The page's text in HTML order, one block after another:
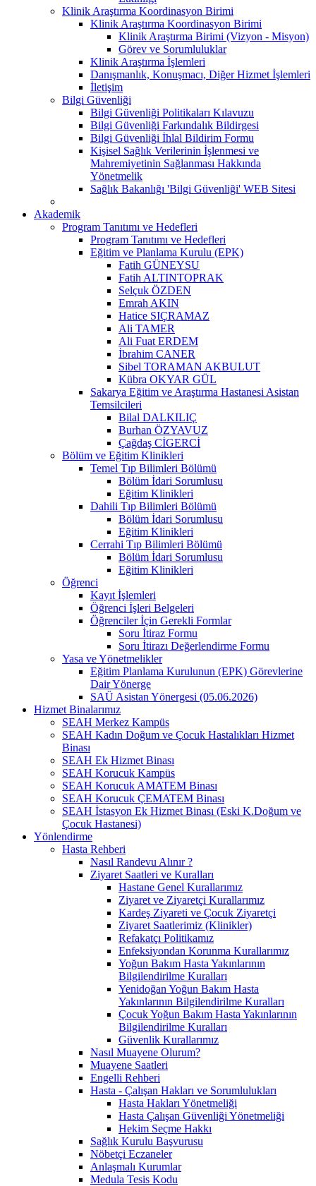
Klinik Araştırma Koordinasyon Birimi
Klinik Araştırma Koordinasyon Birimi
Klinik Araştırma Birimi (Vizyon - Misyon)
Görev ve Sorumluluklar
Klinik Araştırma İşlemleri
Danışmanlık, Konuşmacı, Diğer Hizmet İşlemleri
İletişim
Bilgi Güvenliği
Bilgi Güvenliği Politikaları Kılavuzu
Bilgi Güvenliği Farkındalık Bildirgesi
Bilgi Güvenliği İhlal Bildirim Formu
Kişisel Sağlık Verilerinin İşlenmesi ve
Mahremiyetinin Sağlanması Hakkında
Yönetmelik
Sağlık Bakanlığı 'Bilgi Güvenliği' WEB Sitesi
Akademik
Program Tanıtımı ve Hedefleri
Program Tanıtımı ve Hedefleri
Eğitim ve Planlama Kurulu (EPK)
Fatih GÜNEYSU
Fatih ALTINTOPRAK
Selçuk ÖZDEN
Emrah AKIN
Hatice SIÇRAMAZ
Ali TAMER
Ali Fuat ERDEM
İbrahim CANER
Sibel TORAMAN AKBULUT
Kübra OKYAR GÜL
Sakarya Eğitim ve Araştırma Hastanesi Asistan
Temsilcileri
Bilal DALKILIÇ
Burhan ÖZYAVUZ
Çağdaş CİGERCİ
Bölüm ve Eğitim Klinikleri
Temel Tıp Bilimleri Bölümü
Bölüm İdari Sorumlusu
Eğitim Klinikleri
Dahili Tıp Bilimleri Bölümü
Bölüm İdari Sorumlusu
Eğitim Klinikleri
Cerrahi Tıp Bilimleri Bölümü
Bölüm İdari Sorumlusu
Eğitim Klinikleri
Öğrenci
Kayıt İşlemleri
Öğrenci İşleri Belgeleri
Öğrenciler İçin Gerekli Formlar
Soru İtiraz Formu
Soru İtirazı Değerlendirme Formu
Yasa ve Yönetmelikler
Eğitim Planlama Kurulunun (EPK) Görevlerine
Dair Yönerge
SAÜ Asistan Yönergesi (05.06.2026)
Hizmet Binalarımız
SEAH Merkez Kampüs
SEAH Kadın Doğum ve Çocuk Hastalıkları Hizmet
Binası
SEAH Ek Hizmet Binası
SEAH Korucuk Kampüs
SEAH Korucuk AMATEM Binası
SEAH Korucuk ÇEMATEM Binası
SEAH İstasyon Ek Hizmet Binası (Eski K.Doğum ve
Çocuk Hastanesi)
Yönlendirme
Hasta Rehberi
Nasıl Randevu Alınır ?
Ziyaret Saatleri ve Kuralları
Hastane Genel Kurallarımız
Ziyaret ve Ziyaretçi Kurallarımız
Kardeş Ziyareti ve Çocuk Ziyaretçi
Ziyaret Saatlerimiz (Klinikler)
Refakatçı Politikamız
Enfeksiyondan Korunma Kurallarımız
Yoğun Bakım Hasta Yakınlarının
Bilgilendirilme Kuralları
Yenidoğan Yoğun Bakım Hasta
Yakınlarının Bilgilendirilme Kuralları
Çocuk Yoğun Bakım Hasta Yakınlarının
Bilgilendirilme Kuralları
Güvenlik Kurallarımız
Nasıl Muayene Olurum?
Muayene Saatleri
Engelli Rehberi
Hasta - Çalışan Hakları ve Sorumlulukları
Hasta Hakları Yönetmeliği
Hasta Çalışan Güvenliği Yönetmeliği
Hekim Seçme Hakkı
Sağlık Kurulu Başvurusu
Nöbetçi Eczaneler
Anlaşmalı Kurumlar
Medula Tesis Kodu